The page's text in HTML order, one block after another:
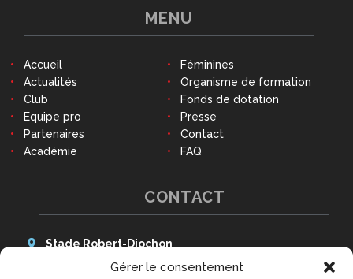
Gérer le consentement
CONTACT
Stade Robert-Diochon
48 Avenue des Canadiens
MENU
Accueil
Actualités
Club
Equipe pro
Partenaires
Académie
Féminines
Organisme de formation
Fonds de dotation
Presse
Contact
FAQ